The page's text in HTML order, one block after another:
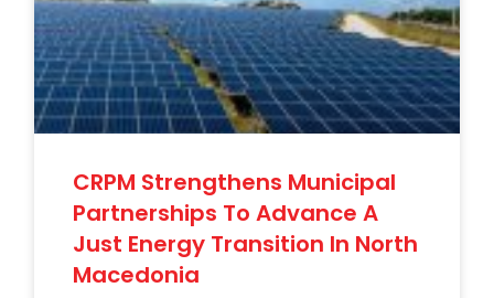
CRPM Strengthens Municipal
Partnerships To Advance A
Just Energy Transition In North
Macedonia